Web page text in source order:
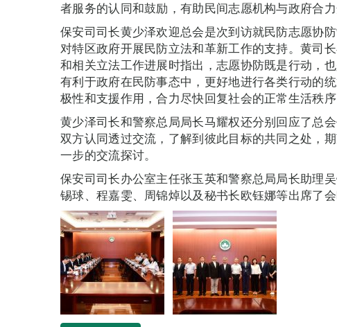
者服务的认同和鼓励，有助民间志愿机构与政府合力
保安司司长黄少泽欢迎总会是次到访就民防志愿协
对特区政府开展民防立法和革新工作的支持。黄司
和相关立法工作进展时指出，志愿协防既是行动，
有利于政府在民防事态中，更好地进行各类行动的
极性和支援作用，合力尽快回复社会的正常生活秩序
黄少泽司长和警察总局局长马耀权还分别回应了总
双方认同透过交流，了解到彼此目标的共同之处，
一步的交流探讨。
保安司司长办公室主任张玉英和警察总局局长助理
锡球、程嘉雯、周锦焯以及秘书长欧钰娜等出席了会